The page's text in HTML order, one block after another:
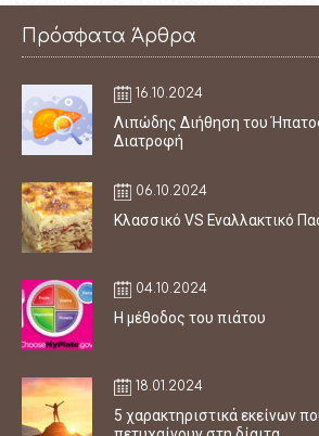
Πρόσφατα Άρθρα
16.10.2024
Λιπώδης Διήθηση του
Διατροφή
06.10.2024
Κλασσικό VS Εναλλακτικό
04.10.2024
Η μέθοδος του πιάτου
18.01.2024
5 χαρακτηριστικά εκείνων